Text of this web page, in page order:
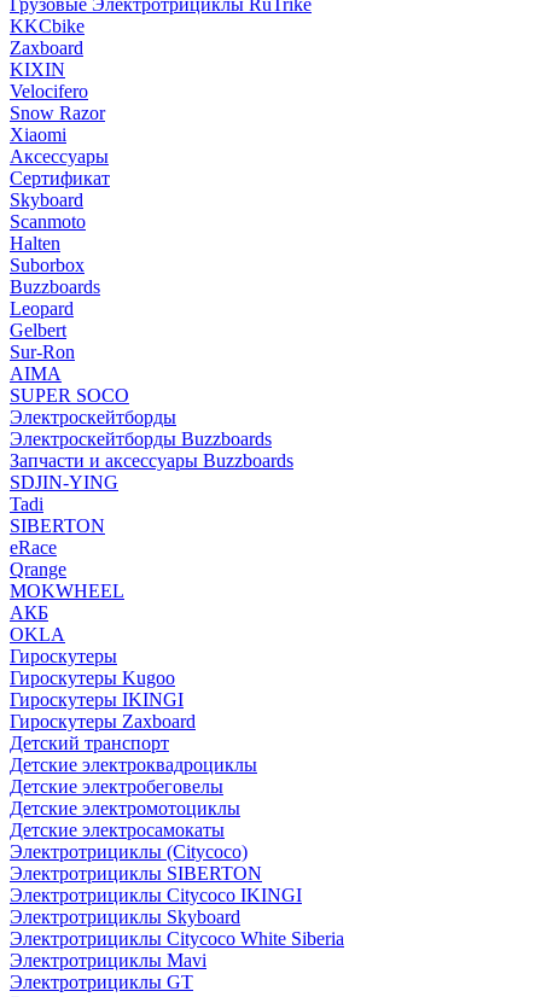
Грузовые Электротрициклы RuTrike
KKCbike
Zaxboard
KIXIN
Velocifero
Snow Razor
Xiaomi
Аксессуары
Сертификат
Skyboard
Scanmoto
Halten
Suborbox
Buzzboards
Leopard
Gelbert
Sur-Ron
AIMA
SUPER SOCO
Электроскейтборды
Электроскейтборды Buzzboards
Запчасти и аксессуары Buzzboards
SDJIN-YING
Tadi
SIBERTON
eRace
Qrange
MOKWHEEL
АКБ
OKLA
Гироскутеры
Гироскутеры Kugoo
Гироскутеры IKINGI
Гироскутеры Zaxboard
Детский транспорт
Детские электроквадроциклы
Детские электробеговелы
Детские электромотоциклы
Детские электросамокаты
Электротрициклы (Citycoco)
Электротрициклы SIBERTON
Электротрициклы Citycoco IKINGI
Электротрициклы Skyboard
Электротрициклы Citycoco White Siberia
Электротрициклы Mavi
Электротрициклы GT